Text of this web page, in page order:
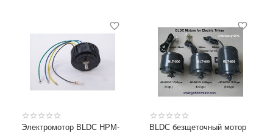
Электромотор BLDC HPM-
BLDC безщеточный мотор